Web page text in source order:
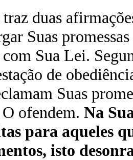
duas
Suas
Sua Lei.
de
Suas
ofendem. Na
para aqueles
isto